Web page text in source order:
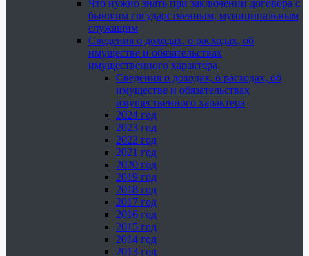
Что нужно знать при заключении договора с
бывшим государственным, муниципальным
служащим
Сведения о доходах, о расходах, об
имуществе и обязательствах
имущественного характера
Сведения о доходах, о расходах, об
имуществе и обязательствах
имущественного характера
2024 год
2023 год
2022 год
2021 год
2020 год
2019 год
2018 год
2017 год
2016 год
2015 год
2014 год
2013 год